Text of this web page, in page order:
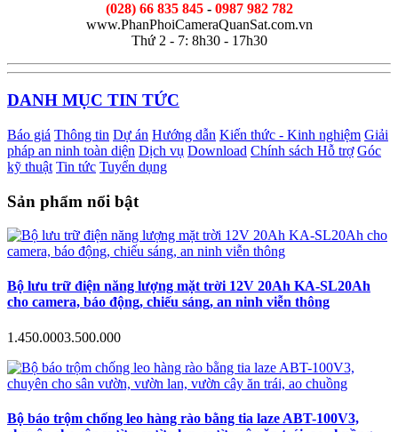
(028) 66 835 845 - 0987 982 782
www.PhanPhoiCameraQuanSat.com.vn
Thứ 2 - 7: 8h30 - 17h30
DANH MỤC TIN TỨC
Báo giá Thông tin Dự án Hướng dẫn Kiến thức - Kinh nghiệm Giải
pháp an ninh toàn diện Dịch vụ Download Chính sách Hỗ trợ Góc
kỹ thuật Tin tức Tuyển dụng
Sản phẩm nổi bật
Bộ lưu trữ điện năng lượng mặt trời 12V 20Ah KA-SL20Ah
cho camera, báo động, chiếu sáng, an ninh viễn thông
1.450.0003.500.000
Bộ báo trộm chống leo hàng rào bằng tia laze ABT-100V3,